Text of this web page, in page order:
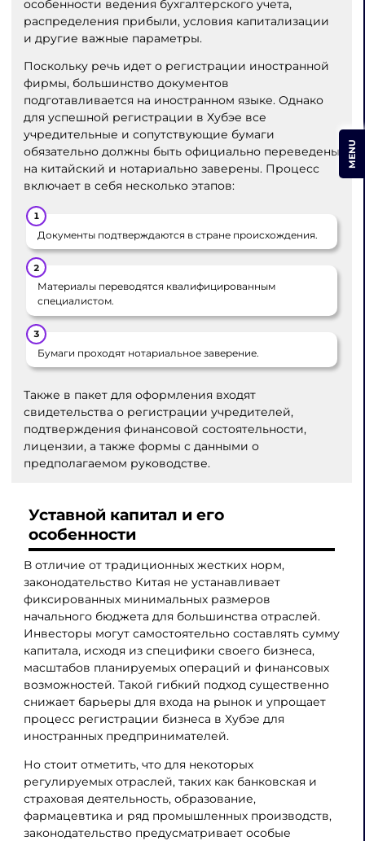
особенности ведения бухгалтерского учета,
распределения прибыли, условия капитализации
и другие важные параметры.
Поскольку речь идет о регистрации иностранной
фирмы, большинство документов
подготавливается на иностранном языке. Однако
для успешной регистрации в Хубэе все
учредительные и сопутствующие бумаги
обязательно должны быть официально переведены
на китайский и нотариально заверены. Процесс
включает в себя несколько этапов:
Документы подтверждаются в стране происхождения.
Материалы переводятся квалифицированным
специалистом.
Бумаги проходят нотариальное заверение.
Также в пакет для оформления входят
свидетельства о регистрации учредителей,
подтверждения финансовой состоятельности,
лицензии, а также формы с данными о
предполагаемом руководстве.
Уставной капитал и его
особенности
В отличие от традиционных жестких норм,
законодательство Китая не устанавливает
фиксированных минимальных размеров
начального бюджета для большинства отраслей.
Инвесторы могут самостоятельно составлять сумму
капитала, исходя из специфики своего бизнеса,
масштабов планируемых операций и финансовых
возможностей. Такой гибкий подход существенно
снижает барьеры для входа на рынок и упрощает
процесс регистрации бизнеса в Хубэе для
иностранных предпринимателей.
Но стоит отметить, что для некоторых
регулируемых отраслей, таких как банковская и
страховая деятельность, образование,
фармацевтика и ряд промышленных производств,
законодательство предусматривает особые
MENU